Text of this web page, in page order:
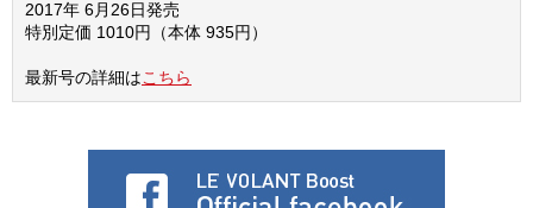
2017年 6月26日発売
特別定価 1010円（本体 935円）
最新号の詳細はこちら